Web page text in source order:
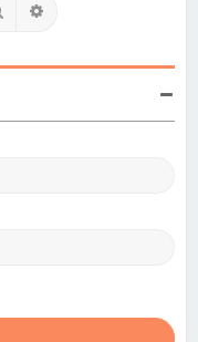
Поиск